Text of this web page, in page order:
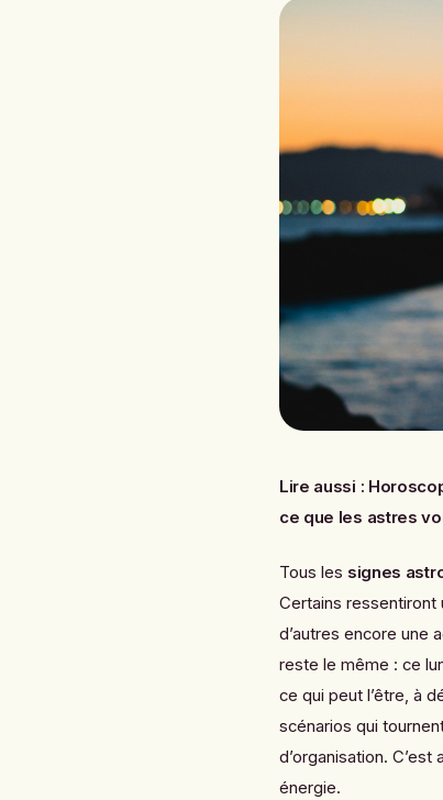
Lire aussi :
ce que les astres
Tous les signes
Certains ressentiront
d’autres encore une
reste le même : ce
ce qui peut l’être, à
scénarios qui
d’organisation.
énergie.